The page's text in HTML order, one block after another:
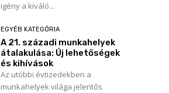
igény a kiváló...
EGYÉB KATEGÓRIA
A 21. századi munkahelyek
átalakulása: Új lehetőségek
és kihívások
Az utóbbi évtizedekben a
munkahelyek világa jelentős